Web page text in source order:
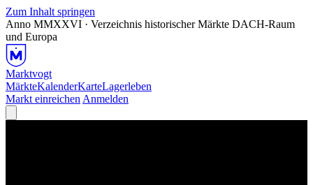
Zum Inhalt springen
Anno MMXXVI · Verzeichnis historischer Märkte DACH-Raum
und Europa
Marktvogt
MärkteKalenderKarteLagerleben
Markt einreichen Anmelden